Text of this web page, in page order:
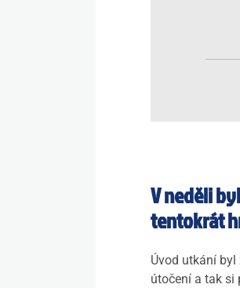
V neděli
tentokrát
Úvod utkání
útočení a tak si